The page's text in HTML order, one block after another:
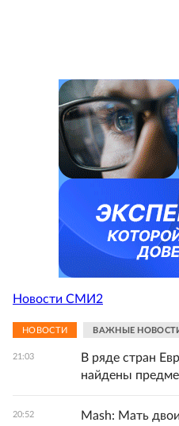
Новости СМИ2
НОВОСТИ ВАЖНЫЕ
21:03
В ряде стран
найдены
20:52
Mash: Мать